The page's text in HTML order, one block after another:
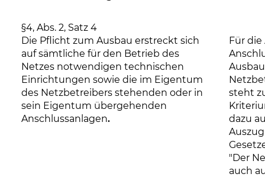
§4, Abs. 2, Satz 4
Die Pflicht zum Ausbau erstreckt sich
auf sämtliche für den Betrieb des
Netzes notwendigen technischen
Einrichtungen sowie die im Eigentum
des Netzbetreibers stehenden oder in
sein Eigentum übergehenden
Anschlussanlagen.
Für
steht
dazu
"Der
auch